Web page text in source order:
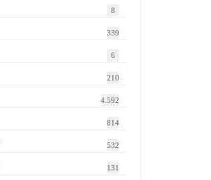
8
339
6
210
4.592
814
532
131